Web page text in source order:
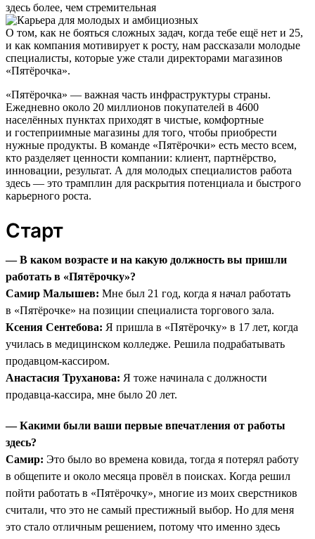
здесь более, чем стремительная
О том, как не бояться сложных задач, когда тебе ещё нет и 25,
и как компания мотивирует к росту, нам рассказали молодые
специалисты, которые уже стали директорами магазинов
«Пятёрочка».
«Пятёрочка» — важная часть инфраструктуры страны.
Ежедневно около 20 миллионов покупателей в 4600
населённых пунктах приходят в чистые, комфортные
и гостеприимные магазины для того, чтобы приобрести
нужные продукты. В команде «Пятёрочки» есть место всем,
кто разделяет ценности компании: клиент, партнёрство,
инновации, результат. А для молодых специалистов работа
здесь — это трамплин для раскрытия потенциала и быстрого
карьерного роста.
Старт
— В каком возрасте и на какую должность вы пришли
работать в «Пятёрочку»?
Самир Малышев: Мне был 21 год, когда я начал работать
в «Пятёрочке» на позиции специалиста торгового зала.
Ксения Сентебова: Я пришла в «Пятёрочку» в 17 лет, когда
училась в медицинском колледже. Решила подрабатывать
продавцом-кассиром.
Анастасия Труханова: Я тоже начинала с должности
продавца-кассира, мне было 20 лет.
— Какими были ваши первые впечатления от работы
здесь?
Самир: Это было во времена ковида, тогда я потерял работу
в общепите и около месяца провёл в поисках. Когда решил
пойти работать в «Пятёрочку», многие из моих сверстников
считали, что это не самый престижный выбор. Но для меня
это стало отличным решением, потому что именно здесь